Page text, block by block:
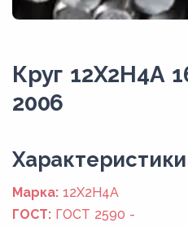
Круг 12Х2Н4А
2006
Xарактеристики
Марка: 12Х2Н4А
ГОСТ: ГОСТ 2590 -